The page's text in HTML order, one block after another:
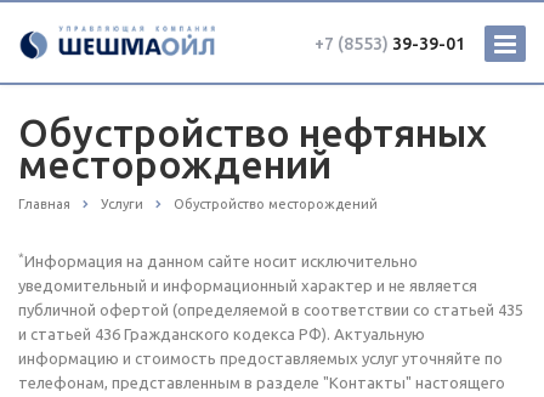
+7 (8553) 39-39-01
Обустройство нефтяных
месторождений
Главная Услуги Обустройство месторождений
*Информация на данном сайте носит исключительно
уведомительный и информационный характер и не является
публичной офертой (определяемой в соответствии со статьей 435
и статьей 436 Гражданского кодекса РФ). Актуальную
информацию и стоимость предоставляемых услуг уточняйте по
телефонам, представленным в разделе "Контакты" настоящего